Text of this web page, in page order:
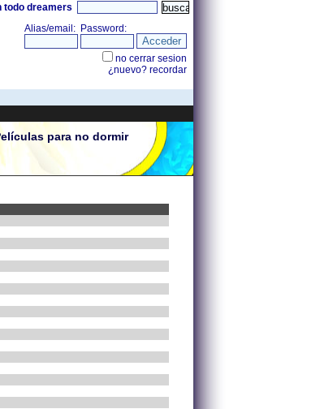
todo dreamers
para no dormir